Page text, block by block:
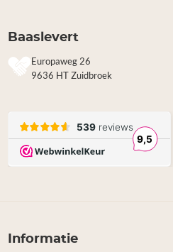
Baaslevert
Europaweg 26
9636 HT Zuidbroek
Informatie